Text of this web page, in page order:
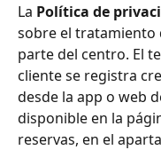
La Política de
sobre el tratamiento
parte del centro. El
cliente se registra
desde la app o web
disponible en la
reservas, en el